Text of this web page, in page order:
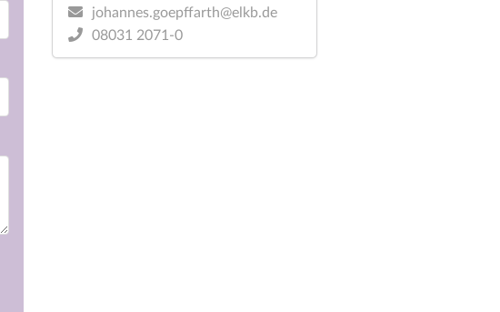
johannes.goepffarth@elkb.de
08031 2071-0